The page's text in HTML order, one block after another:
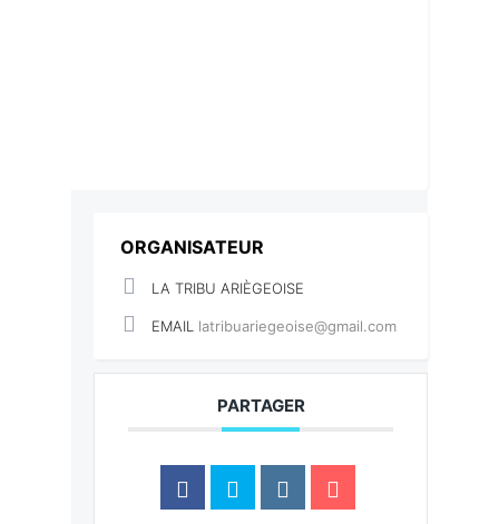
ORGANISATEUR
LA TRIBU ARIÈGEOISE
EMAIL latribuariegeoise@gmail.com
PARTAGER